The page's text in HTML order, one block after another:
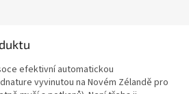
efektivní automatickou
vyvinutou na Novém Zélandě pro